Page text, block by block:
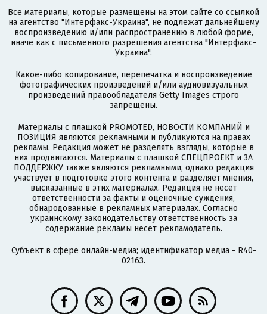
Все материалы, которые размещены на этом сайте со ссылкой
на агентство "Интерфакс-Украина", не подлежат дальнейшему
воспроизведению и/или распространению в любой форме,
иначе как с письменного разрешения агентства "Интерфакс-
Украина".
Какое-либо копирование, перепечатка и воспроизведение
фотографических произведений и/или аудиовизуальных
произведений правообладателя Getty Images строго
запрещены.
Материалы с плашкой PROMOTED, НОВОСТИ КОМПАНИЙ и
ПОЗИЦИЯ являются рекламными и публикуются на правах
рекламы. Редакция может не разделять взгляды, которые в
них продвигаются. Материалы с плашкой СПЕЦПРОЕКТ и ЗА
ПОДДЕРЖКУ также являются рекламными, однако редакция
участвует в подготовке этого контента и разделяет мнения,
высказанные в этих материалах. Редакция не несет
ответственности за факты и оценочные суждения,
обнародованные в рекламных материалах. Согласно
украинскому законодательству ответственность за
содержание рекламы несет рекламодатель.
Субъект в сфере онлайн-медиа; идентификатор медиа - R40-
02163.